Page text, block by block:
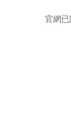
官網已